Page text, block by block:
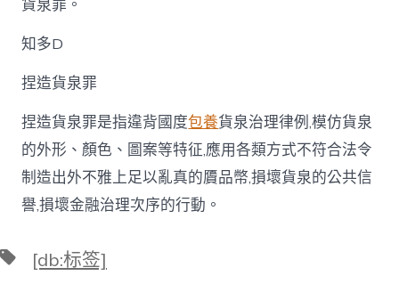
貨泉罪。
知多D
捏造貨泉罪
捏造貨泉罪是指違背國度包養貨泉治理律例,模仿貨泉
的外形、顏色、圖案等特征,應用各類方式不符合法令
制造出外不雅上足以亂真的贗品幣,損壞貨泉的公共信
譽,損壞金融治理次序的行動。
標 [db:标签]